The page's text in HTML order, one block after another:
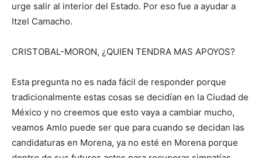
urge salir al interior del Estado. Por eso fue a ayudar a
Itzel Camacho.
CRISTOBAL-MORON, ¿QUIEN TENDRA MAS APOYOS?
Esta pregunta no es nada fácil de responder porque
tradicionalmente estas cosas se decidían en la Ciudad de
México y no creemos que esto vaya a cambiar mucho,
veamos Amlo puede ser que para cuando se decidan las
candidaturas en Morena, ya no esté en Morena porque